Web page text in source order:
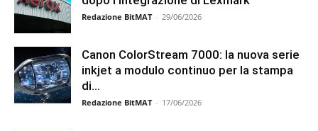
Redazione BitMAT - 29/06/2026
Canon ColorStream 7000: la nuova serie
inkjet a modulo continuo per la stampa
di...
Redazione BitMAT - 17/06/2026